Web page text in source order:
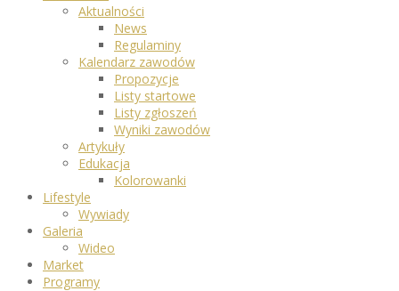
Aktualności
News
Regulaminy
Kalendarz zawodów
Propozycje
Listy startowe
Listy zgłoszeń
Wyniki zawodów
Artykuły
Edukacja
Kolorowanki
Lifestyle
Wywiady
Galeria
Wideo
Market
Programy